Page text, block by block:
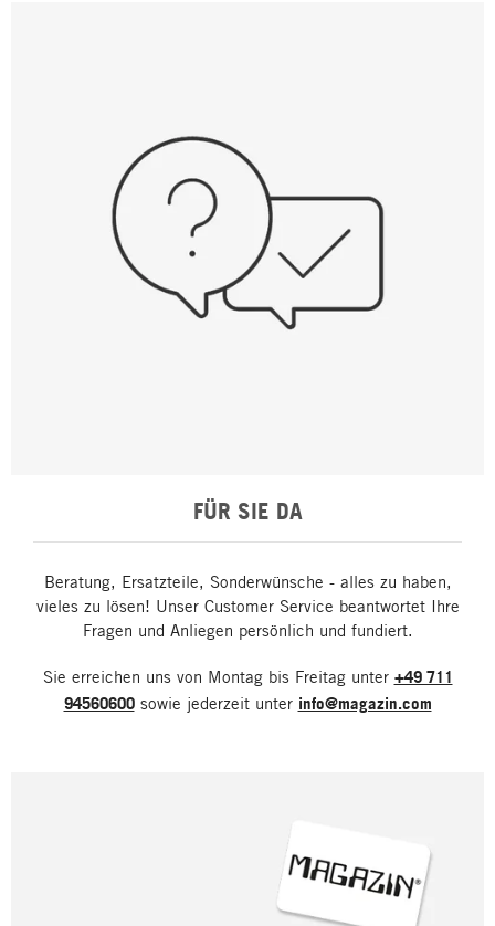
FÜR SIE DA
Beratung, Ersatzteile, Sonderwünsche - alles zu haben,
vieles zu lösen! Unser Customer Service beantwortet Ihre
Fragen und Anliegen persönlich und fundiert.
Sie erreichen uns von Montag bis Freitag unter +49 711
94560600sowie jederzeit unter info@magazin.com